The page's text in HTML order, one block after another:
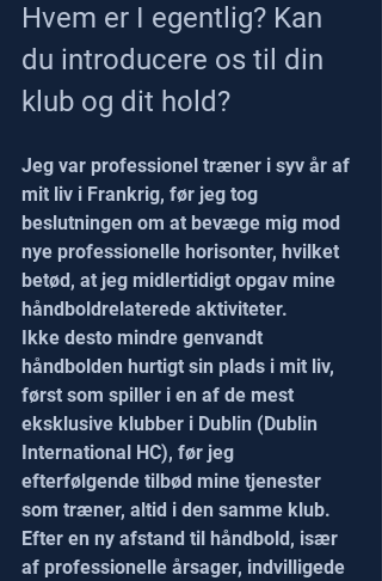
Hvem er I egentlig? Kan
du introducere os til din
klub og dit hold?
Jeg var professionel træner i syv år af
mit liv i Frankrig, før jeg tog
beslutningen om at bevæge mig mod
nye professionelle horisonter, hvilket
betød, at jeg midlertidigt opgav mine
håndboldrelaterede aktiviteter.
Ikke desto mindre genvandt
håndbolden hurtigt sin plads i mit liv,
først som spiller i en af de mest
eksklusive klubber i Dublin (Dublin
International HC), før jeg
efterfølgende tilbød mine tjenester
som træner, altid i den samme klub.
Efter en ny afstand til håndbold, især
af professionelle årsager, indvilligede